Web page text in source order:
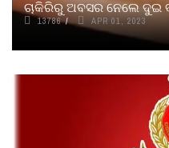
ଚାକିରିରୁ ଅବସର ନେଲେ
13786 APR 01, 2023